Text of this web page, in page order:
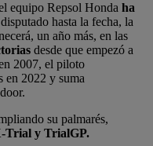
equipo Repsol Honda ha
hasta la fecha, la
un año más, en las
desde que empezó a
2007, el piloto
en 2022 y suma
su palmarés,
Trial y TrialGP.